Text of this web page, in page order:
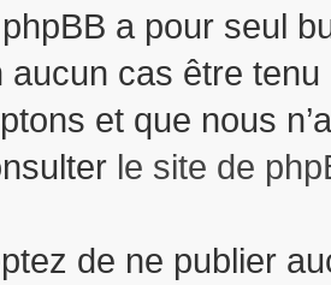
a pour seul
aucun cas être
et que nous
le site de
de ne publier